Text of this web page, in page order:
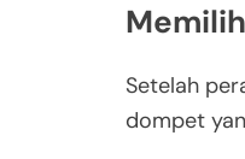
Setelah
dompet